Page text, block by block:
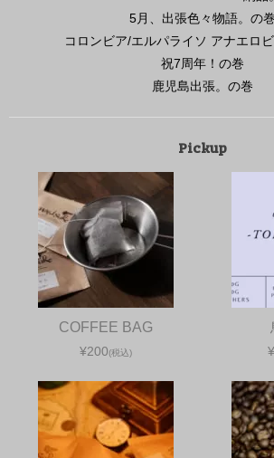
5月、出張色々物語。の巻
コロンビア/エルパライソ アナエロ
祝7周年！の巻
鹿児島出張。の巻
Pickup
COFFEE BAG
¥200(税込)